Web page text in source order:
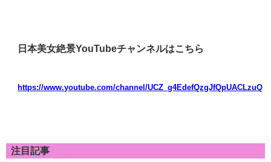
日本美女絶景YouTubeチャンネルはこちら
https://www.youtube.com/channel/UCZ_g4EdefQzgJfQpUACLzuQ
注目記事